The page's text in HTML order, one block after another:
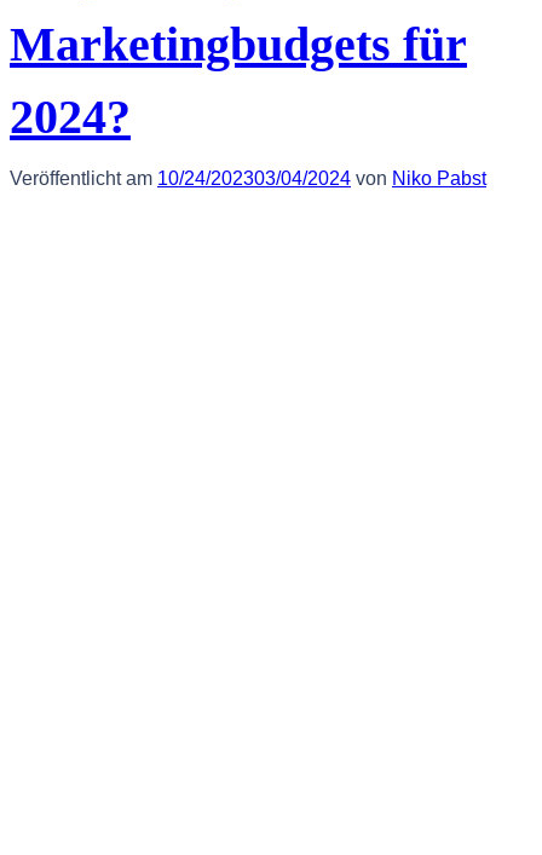
Marketingbudgets für
2024?
Veröffentlicht am 10/24/202303/04/2024 von Niko Pabst